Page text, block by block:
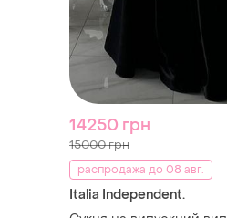
14250 грн
15000 грн
распродажа до 08 авг.
Italia Independent.